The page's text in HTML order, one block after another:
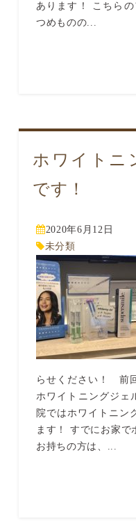
あります！ こちら
つめものの...
ホワイトニ
です！
2020年6月12日
未分類
らせください！ 前
ホワイトニングジェ
院ではホワイトニン
ます！ すでにお家で
お持ちの方は、...